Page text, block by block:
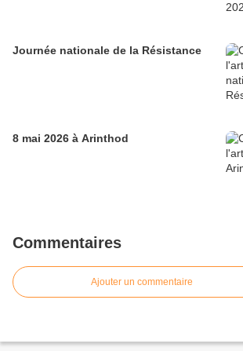
Journée nationale de la Résistance
8 mai 2026 à Arinthod
Commentaires
Ajouter un commentaire